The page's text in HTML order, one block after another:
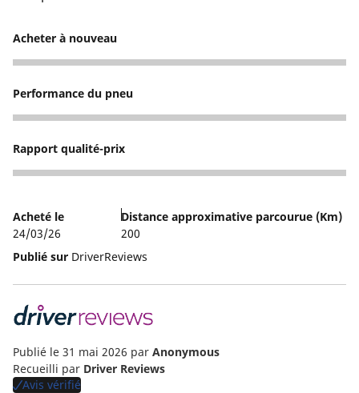
Acheter à nouveau
4
Performance du pneu
3
Rapport qualité-prix
4
Acheté le
24/03/26
Distance approximative parcourue (Km)
200
Publié sur DriverReviews
Publié le 31 mai 2026 par Anonymous
Recueilli par Driver Reviews
Avis vérifié